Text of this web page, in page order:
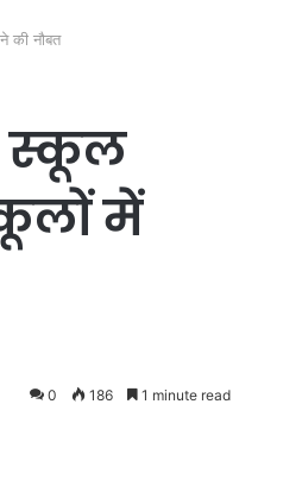
की नौबत
स्कूल
में
0 186 1 minute read